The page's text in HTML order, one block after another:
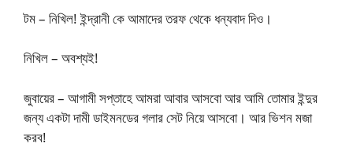
টম – নিখিল! ইন্দ্রানী কে আমাদের তরফ থেকে ধন্যবাদ দিও।
নিখিল – অবশ্যই!
জুবায়ের – আগামী সপ্তাহে আমরা আবার আসবো আর আমি তোমার ইন্দুর
জন্য একটা দামী ডাইমনডের গলার সেট নিয়ে আসবো। আর ভিশন মজা
করব!